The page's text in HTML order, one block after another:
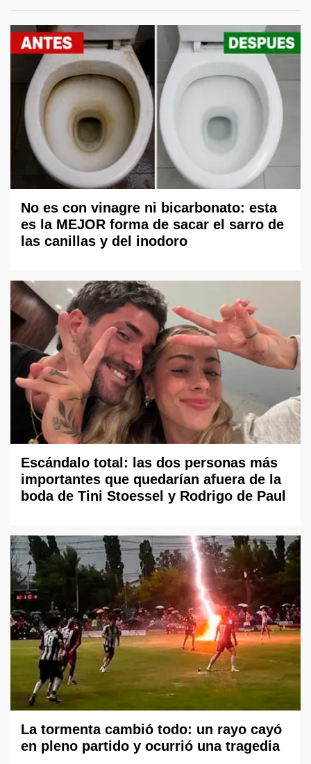
No es con vinagre ni bicarbonato: esta
es la MEJOR forma de sacar el sarro de
las canillas y del inodoro
Escándalo total: las dos personas más
importantes que quedarían afuera de la
boda de Tini Stoessel y Rodrigo de Paul
La tormenta cambió todo: un rayo cayó
en pleno partido y ocurrió una tragedia